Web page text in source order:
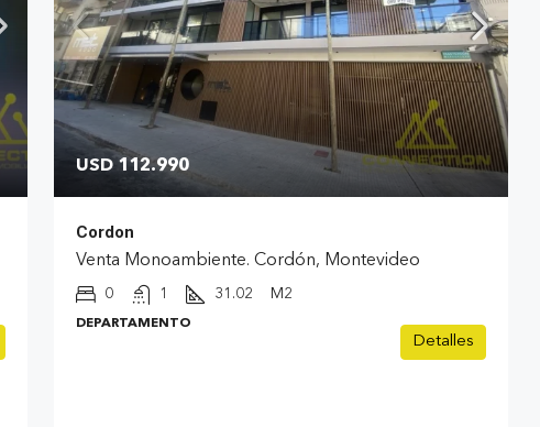
USD 112.990
Cordon
Venta Monoambiente. Cordón, Montevideo
0 1 31.02 M2
DEPARTAMENTO
Detalles